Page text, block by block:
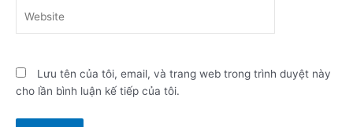
Lưu tên của tôi, email, và trang web trong trình duyệt này
cho lần bình luận kế tiếp của tôi.